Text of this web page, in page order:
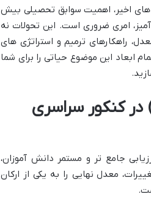
های اخیر، اهمیت سوابق تحصیلی بیش
امری ضروری است. این تحولات نه
راهکارهای ترمیم و استراتژی های
ابعاد این موضوع حیاتی را برای شما
کنکور سراسری
جامع تر و مستمر دانش آموزان،
معدل نهایی را به یکی از ارکان